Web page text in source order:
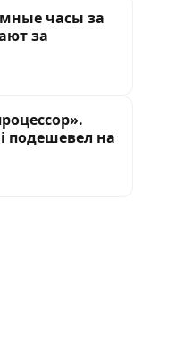
часы за
за
подешевел на